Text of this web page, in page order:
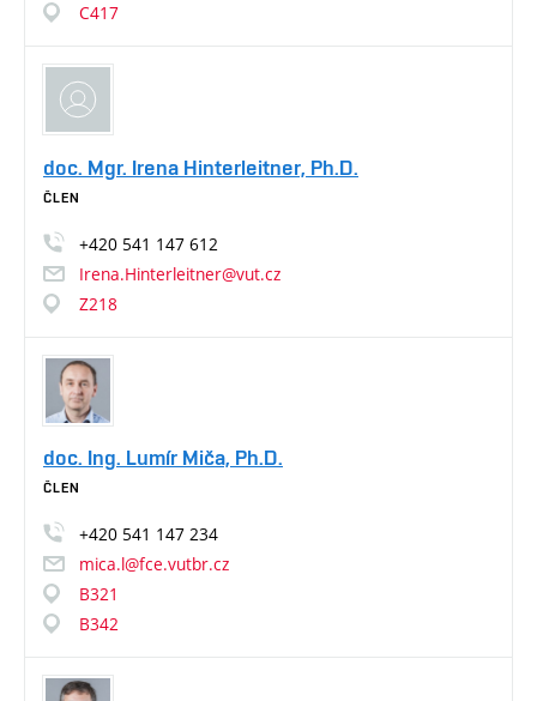
C417
doc. Mgr. Irena Hinterleitner, Ph.D.
ČLEN
+420 541 147 612
Irena.Hinterleitner@vut.cz
Z218
doc. Ing. Lumír Miča, Ph.D.
ČLEN
+420 541 147 234
mica.l@fce.vutbr.cz
B321
B342